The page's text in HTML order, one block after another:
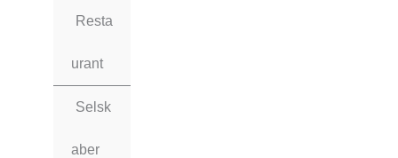
Resta
urant
Selsk
aber